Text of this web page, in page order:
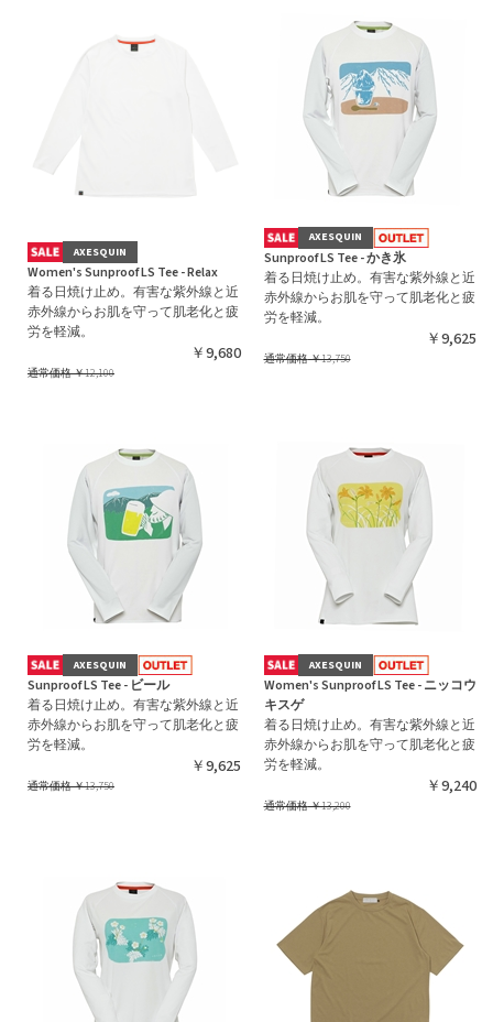
AXESQUIN
Women's Sunproof LS Tee - Relax
着る日焼け止め。有害な紫外線と近
赤外線からお肌を守って肌老化と疲
労を軽減。
￥9,680
通常価格￥12,100
AXESQUIN
Sunproof LS Tee - かき氷
着る日焼け止め。有害な紫外線と近
赤外線からお肌を守って肌老化と疲
労を軽減。
￥9,625
通常価格￥13,750
AXESQUIN
Sunproof LS Tee - ビール
着る日焼け止め。有害な紫外線と近
赤外線からお肌を守って肌老化と疲
労を軽減。
￥9,625
通常価格￥13,750
AXESQUIN
Women's Sunproof LS Tee - ニッコウ
キスゲ
着る日焼け止め。有害な紫外線と近
赤外線からお肌を守って肌老化と疲
労を軽減。
￥9,240
通常価格￥13,200